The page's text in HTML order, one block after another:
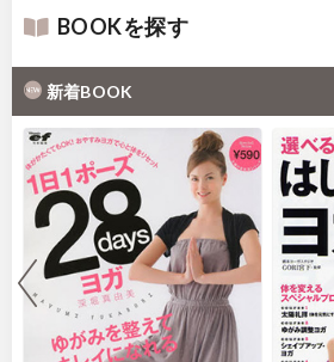
BOOKを探す
新着BOOK